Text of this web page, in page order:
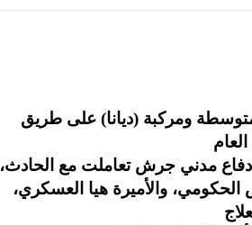
ركوب متوسطة ومركبة (ديانا) على طريق
دفاع مدني جرش تعاملت مع الحادث،
والأميرة هيا العسكري،